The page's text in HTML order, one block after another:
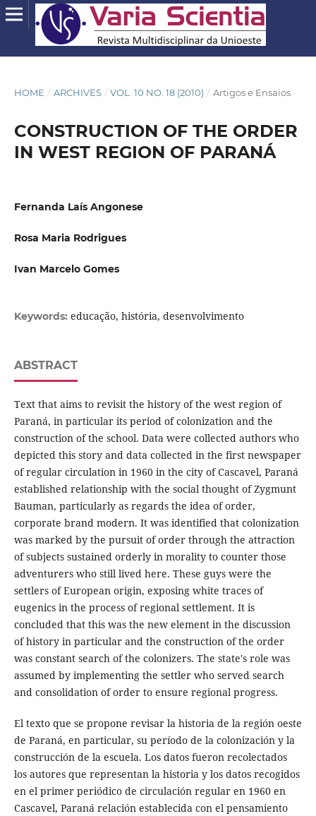
HOME / ARCHIVES / VOL. 10 NO. 18 (2010) / Artigos e Ensaios
CONSTRUCTION OF THE ORDER
IN WEST REGION OF PARANÁ
Fernanda Laís Angonese
Rosa Maria Rodrigues
Ivan Marcelo Gomes
Keywords: educação, história, desenvolvimento
ABSTRACT
Text that aims to revisit the history of the west region of
Paraná, in particular its period of colonization and the
construction of the school. Data were collected authors who
depicted this story and data collected in the first newspaper
of regular circulation in 1960 in the city of Cascavel, Paraná
established relationship with the social thought of Zygmunt
Bauman, particularly as regards the idea of order,
corporate brand modern. It was identified that colonization
was marked by the pursuit of order through the attraction
of subjects sustained orderly in morality to counter those
adventurers who still lived here. These guys were the
settlers of European origin, exposing white traces of
eugenics in the process of regional settlement. It is
concluded that this was the new element in the discussion
of history in particular and the construction of the order
was constant search of the colonizers. The state's role was
assumed by implementing the settler who served search
and consolidation of order to ensure regional progress.
El texto que se propone revisar la historia de la región oeste
de Paraná, en particular, su período de la colonización y la
construcción de la escuela. Los datos fueron recolectados
los autores que representan la historia y los datos recogidos
en el primer periódico de circulación regular en 1960 en
Cascavel, Paraná relación establecida con el pensamiento